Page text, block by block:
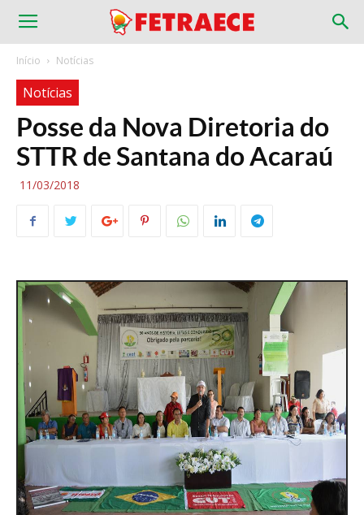
Início Notícias
Notícias
Posse da Nova Diretoria do
STTR de Santana do Acaraú
11/03/2018